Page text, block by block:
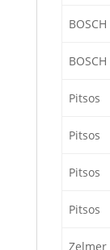
BOSCH
BOSCH
Pitsos
Pitsos
Pitsos
Pitsos
Zelmer